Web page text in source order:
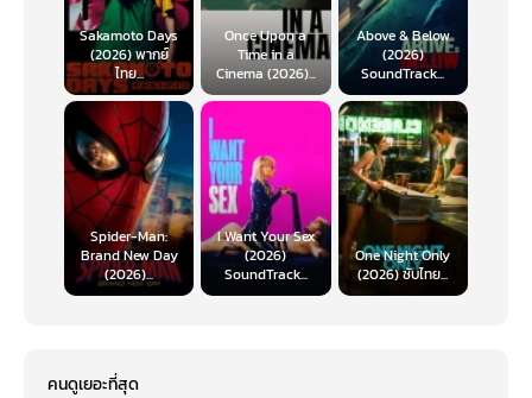
Sakamoto Days
(2026) พากย์
ไทย...
Once Upon a
Time in a
Cinema (2026)...
Above & Below
(2026)
SoundTrack...
Spider-Man:
Brand New Day
(2026)...
I Want Your Sex
(2026)
SoundTrack...
One Night Only
(2026) ซับไทย...
คนดูเยอะที่สุด